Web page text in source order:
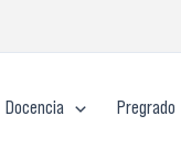
Docencia Pregrado